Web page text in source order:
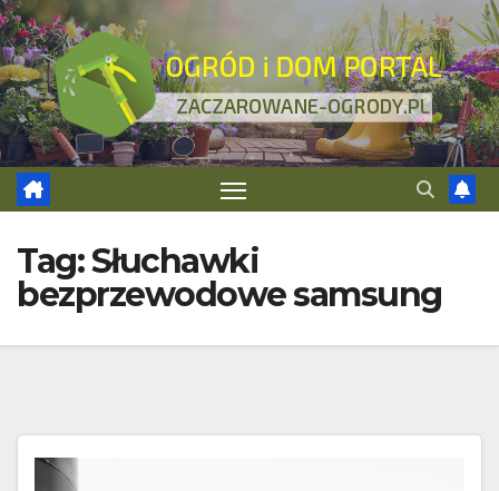
Skip
to
content
Tag:Słuchawki
bezprzewodowe samsung